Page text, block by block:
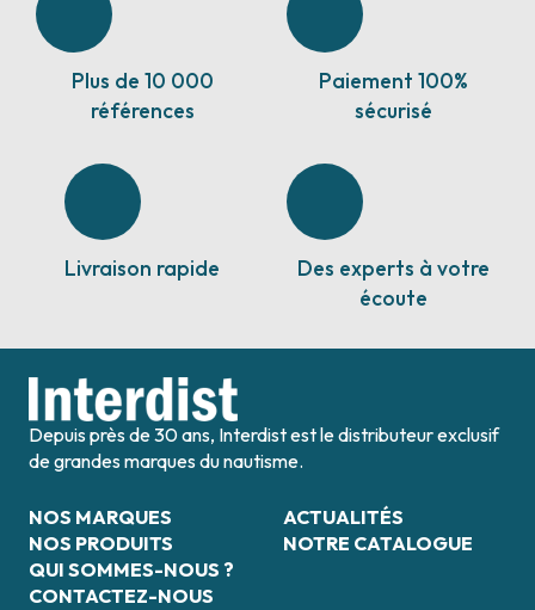
Plus de 10 000
références
Paiement 100%
sécurisé
Livraison rapide
Des experts à votre
écoute
Depuis près de 30 ans, Interdist est le distributeur exclusif
de grandes marques du nautisme.
NOS MARQUES
NOS PRODUITS
QUI SOMMES-NOUS ?
CONTACTEZ-NOUS
ACTUALITÉS
NOTRE CATALOGUE